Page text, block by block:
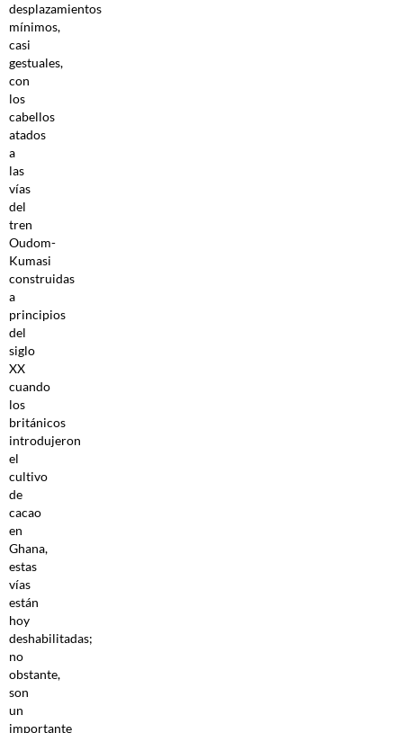
desplazamientos
mínimos,
casi
gestuales,
con
los
cabellos
atados
a
las
vías
del
tren
Oudom-
Kumasi
construidas
a
principios
del
siglo
XX
cuando
los
británicos
introdujeron
el
cultivo
de
cacao
en
Ghana,
estas
vías
están
hoy
deshabilitadas;
no
obstante,
son
un
importante